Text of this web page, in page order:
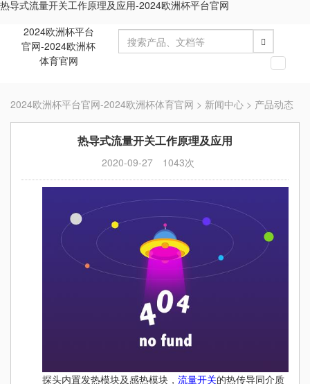
热导式流量开关工作原理及应用-2024欧洲杯平台官网
2024欧洲杯平台
官网-2024欧洲杯
体育官网
切
导
航
2024欧洲杯平台官网-2024欧洲杯体育官网 > 新闻中心 > 产品动态
热导式流量开关工作原理及应用
2020-09-27 1043次
探头内置发热模块及感热模块， 流量开关的热传导同介质